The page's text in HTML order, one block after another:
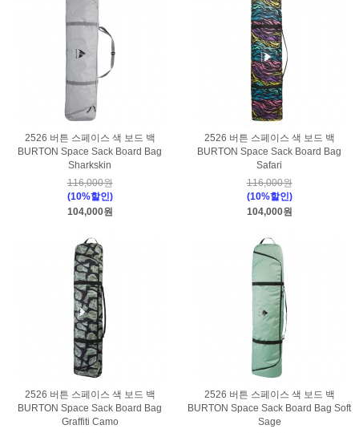
2526 버튼 스페이스 색 보드 백
BURTON Space Sack Board Bag
Sharkskin
116,000원
(10%할인)
104,000원
2526 버튼 스페이스 색 보드 백
BURTON Space Sack Board Bag
Safari
116,000원
(10%할인)
104,000원
2526 버튼 스페이스 색 보드 백
BURTON Space Sack Board Bag
Graffiti Camo
2526 버튼 스페이스 색 보드 백
BURTON Space Sack Board Bag Soft
Sage